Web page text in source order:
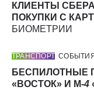
КЛИЕНТЫ
ПОКУПКИ С
БИОМЕТРИИ
ТРАНСПОРТ СОБЫТИЯ
БЕСПИЛОТНЫЕ
«ВОСТОК» И М-4